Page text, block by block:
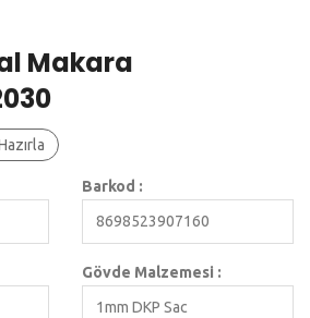
Makara
Barkod :
8698523907160
Gövde Malzemesi :
1mm DKP Sac